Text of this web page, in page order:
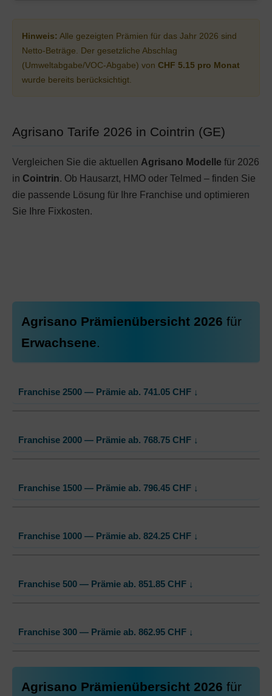
Hinweis: Alle gezeigten Prämien für das Jahr 2026 sind
Netto-Beträge. Der gesetzliche Abschlag
(Umweltabgabe/VOC-Abgabe) von CHF 5.15 pro Monat
wurde bereits berücksichtigt.
Agrisano Tarife 2026 in Cointrin (GE)
Vergleichen Sie die aktuellen Agrisano Modelle für 2026
in Cointrin. Ob Hausarzt, HMO oder Telmed – finden Sie
die passende Lösung für Ihre Franchise und optimieren
Sie Ihre Fixkosten.
Agrisano Prämienübersicht 2026 für
Erwachsene.
Franchise 2500 — Prämie ab. 741.05 CHF ↓
Franchise 2000 — Prämie ab. 768.75 CHF ↓
Franchise 1500 — Prämie ab. 796.45 CHF ↓
Franchise 1000 — Prämie ab. 824.25 CHF ↓
Franchise 500 — Prämie ab. 851.85 CHF ↓
Franchise 300 — Prämie ab. 862.95 CHF ↓
Ohne Unfalldeckung:
862.95
Agrisano Prämienübersicht 2026 für